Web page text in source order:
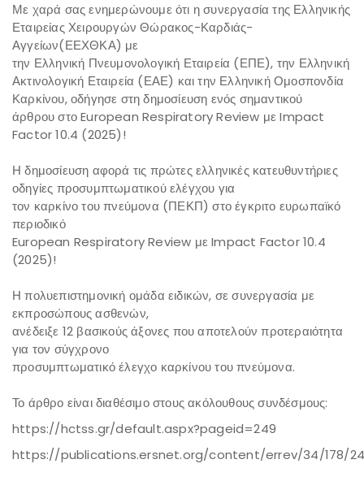
Με χαρά σας ενημερώνουμε ότι η συνεργασία της Ελληνικής
Εταιρείας Χειρουργών Θώρακος-Καρδιάς-
Αγγείων(ΕΕΧΘΚΑ) με
την Ελληνική Πνευμονολογική Εταιρεία (ΕΠΕ), την Ελληνική
Ακτινολογική Εταιρεία (ΕΑΕ) και την Ελληνική Ομοσπονδία
Καρκίνου, οδήγησε στη δημοσίευση ενός σημαντικού
άρθρου στο European Respiratory Review με Impact
Factor 10.4 (2025)!
Η δημοσίευση αφορά τις πρώτες ελληνικές κατευθυντήριες
οδηγίες προσυμπτωματικού ελέγχου για
τον καρκίνο του πνεύμονα (ΠΕΚΠ) στο έγκριτο ευρωπαϊκό
περιοδικό
European Respiratory Review με Impact Factor 10.4
(2025)!
Η πολυεπιστημονική ομάδα ειδικών, σε συνεργασία με
εκπροσώπους ασθενών,
ανέδειξε 12 βασικούς άξονες που αποτελούν προτεραιότητα
για τον σύγχρονο
προσυμπτωματικό έλεγχο καρκίνου του πνεύμονα.
Το άρθρο είναι διαθέσιμο στους ακόλουθους συνδέσμους:
https://hctss.gr/default.aspx?pageid=249
https://publications.ersnet.org/content/errev/34/178/